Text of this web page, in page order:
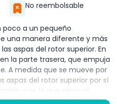
No reembolsable
poco a un pequeño
una manera diferente y más
aspas del rotor superior. En
la parte trasera, que empuja
A medida que se mueve por
aspas del rotor superior por sí
y es lo que eleva el
a que los rotores giran